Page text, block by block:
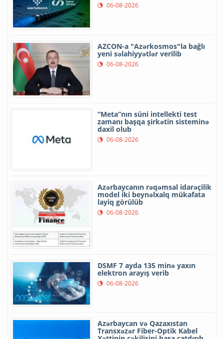
06-08-2026
AZCON-a "Azərkosmos"la bağlı
yeni səlahiyyətlər verilib
06-08-2026
“Meta”nın süni intellekti test
zamanı başqa şirkətin sisteminə
daxil olub
06-08-2026
Azərbaycanın rəqəmsal idarəçilik
model iki beynəlxalq mükafata
layiq görülüb
06-08-2026
DSMF 7 ayda 135 minə yaxın
elektron arayış verib
06-08-2026
Azərbaycan və Qazaxıstan
Transxəzər Fiber-Optik Kabel